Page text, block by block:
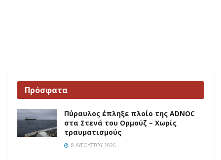
Πρόσφατα
Πύραυλος έπληξε πλοίο της ADNOC
στα Στενά του Ορμούζ – Χωρίς
τραυματισμούς
8 ΑΥΓΟΎΣΤΟΥ 2026